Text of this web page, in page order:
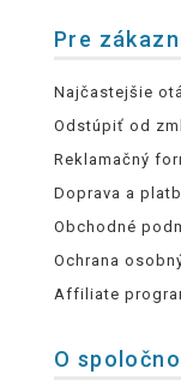
Pre
Najčastejšie
Odstúpiť od
Reklamačný
Doprava a
Obchodné
Ochrana
Affiliate
O